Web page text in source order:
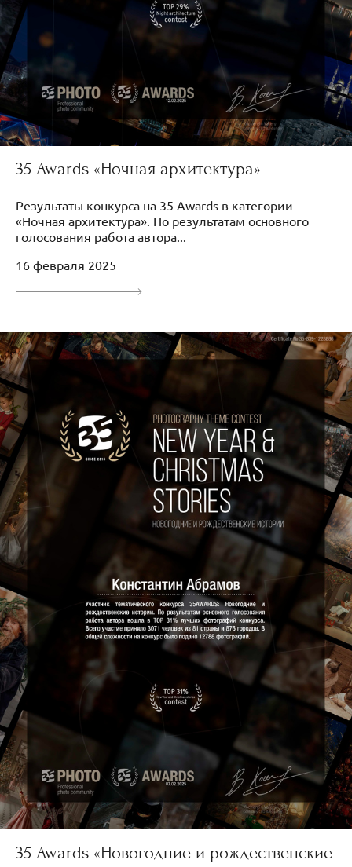
35 Awards «Ночная архитектура»
Результаты конкурса на 35 Awards в категории
«Ночная архитектура». По результатам основного
голосования работа автора...
16 февраля 2025
35 Awards «Новогодние и рождественские